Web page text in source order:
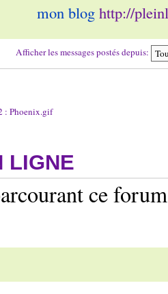
mon blog http://
Afficher les messages postés depuis:
: Phoenix.gif
LIGNE
ce